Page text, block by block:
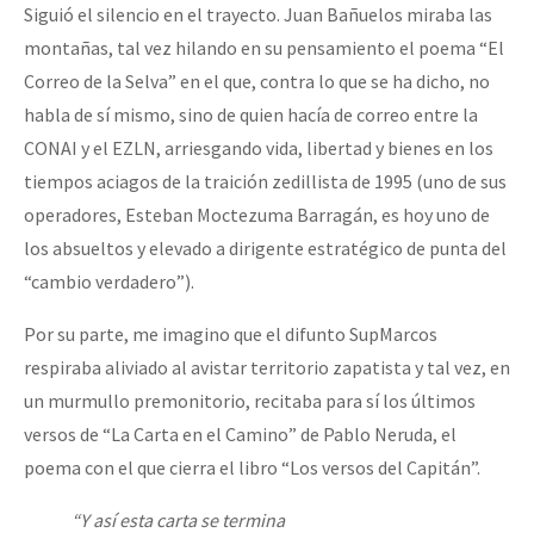
Siguió el silencio en el trayecto. Juan Bañuelos miraba las
montañas, tal vez hilando en su pensamiento el poema “El
Correo de la Selva” en el que, contra lo que se ha dicho, no
habla de sí mismo, sino de quien hacía de correo entre la
CONAI y el EZLN, arriesgando vida, libertad y bienes en los
tiempos aciagos de la traición zedillista de 1995 (uno de sus
operadores, Esteban Moctezuma Barragán, es hoy uno de
los absueltos y elevado a dirigente estratégico de punta del
“cambio verdadero”).
Por su parte, me imagino que el difunto SupMarcos
respiraba aliviado al avistar territorio zapatista y tal vez, en
un murmullo premonitorio, recitaba para sí los últimos
versos de “La Carta en el Camino” de Pablo Neruda, el
poema con el que cierra el libro “Los versos del Capitán”.
“Y así esta carta se termina